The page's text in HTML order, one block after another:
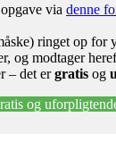
via denne
ringet op for
og modtager
– det ergratis og
og